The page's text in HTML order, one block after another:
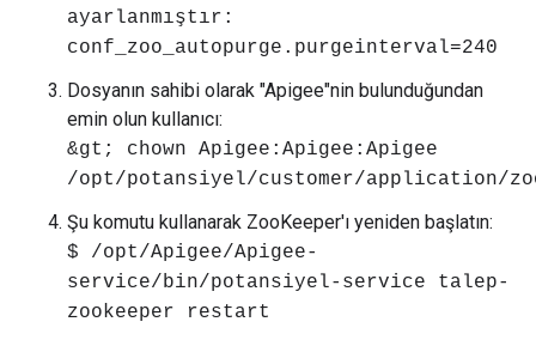
ayarlanmıştır:
conf_zoo_autopurge.purgeinterval=240
Dosyanın sahibi olarak "Apigee"nin bulunduğundan
emin olun kullanıcı:
&gt; chown Apigee:Apigee:Apigee
/opt/potansiyel/customer/application/
Şu komutu kullanarak ZooKeeper'ı yeniden başlatın:
$ /opt/Apigee/Apigee-
service/bin/potansiyel-service talep-
zookeeper restart